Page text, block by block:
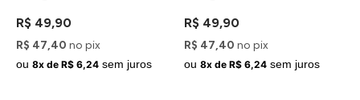
R$ 49,90
R$ 47,40 no pix
ou 8x de R$ 6,24 sem juros
Plus Size
R$ 49,90
R$ 47,40 no pix
ou 8x de R$ 6,24 sem juros